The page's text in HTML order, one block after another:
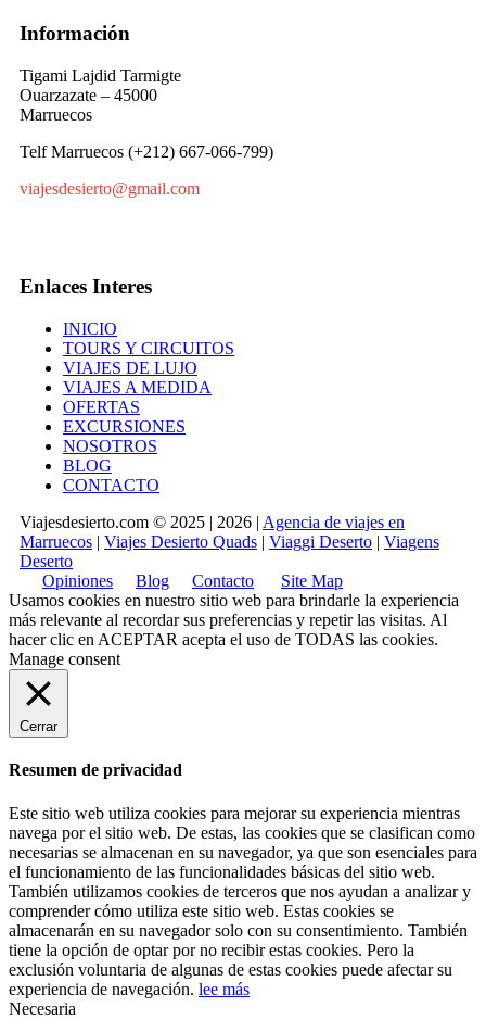
Información
Tigami Lajdid Tarmigte
Ouarzazate – 45000
Marruecos
Telf Marruecos (+212) 667-066-799)
viajesdesierto@gmail.com
Enlaces Interes
INICIO
TOURS Y CIRCUITOS
VIAJES DE LUJO
VIAJES A MEDIDA
OFERTAS
EXCURSIONES
NOSOTROS
BLOG
CONTACTO
Viajesdesierto.com © 2025 | 2026 | Agencia de viajes en
Marruecos | Viajes Desierto Quads | Viaggi Deserto | Viagens
Deserto
Opiniones
Blog Contacto
Site Map
Usamos cookies en nuestro sitio web para brindarle la experiencia
más relevante al recordar sus preferencias y repetir las visitas. Al
hacer clic en ACEPTAR acepta el uso de TODAS las cookies.
Manage consent
Cerrar
Resumen de privacidad
Este sitio web utiliza cookies para mejorar su experiencia mientras
navega por el sitio web. De estas, las cookies que se clasifican como
necesarias se almacenan en su navegador, ya que son esenciales para
el funcionamiento de las funcionalidades básicas del sitio web.
También utilizamos cookies de terceros que nos ayudan a analizar y
comprender cómo utiliza este sitio web. Estas cookies se
almacenarán en su navegador solo con su consentimiento. También
tiene la opción de optar por no recibir estas cookies. Pero la
exclusión voluntaria de algunas de estas cookies puede afectar su
experiencia de navegación. lee más
Necesaria